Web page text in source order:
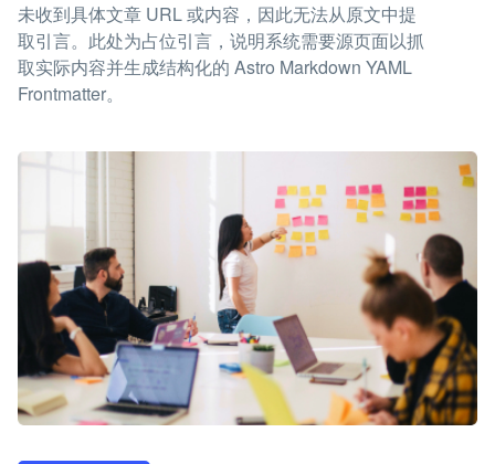
未收到具体文章 URL 或内容，因此无法从原文中提
取引言。此处为占位引言，说明系统需要源页面以抓
取实际内容并生成结构化的 Astro Markdown YAML
Frontmatter。